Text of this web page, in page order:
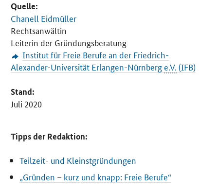
Quelle:
Chanell Eidmüller
Rechtsanwältin
Leiterin der Gründungsberatung
Institut für Freie Berufe an der Friedrich-
Alexander-Universität Erlangen-Nürnberg e.V. (IFB)
Stand:
Juli 2020
Tipps der Redaktion:
Teilzeit- und Kleinstgründungen
„Gründen – kurz und knapp: Freie Berufe“